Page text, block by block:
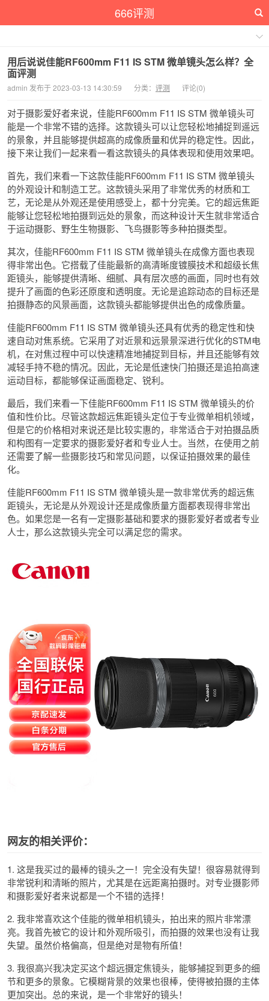
666评测
用后说说佳能RF600mm F11 IS STM 微单镜头怎么样？全
面评测
admin 发布于 2023-03-13 14:30:59 分类： 评测 评论(0)
对于摄影爱好者来说，佳能RF600mm F11 IS STM 微单镜头可
能是一个非常不错的选择。这款镜头可以让您轻松地捕捉到遥远
的景象，并且能够提供超高的成像质量和优异的稳定性。因此，
接下来让我们一起来看一看这款镜头的具体表现和使用效果吧。
首先，我们来看一下这款佳能RF600mm F11 IS STM 微单镜头
的外观设计和制造工艺。这款镜头采用了非常优秀的材质和工
艺，无论是从外观还是使用感受上，都十分完美。它的超远焦距
能够让您轻松地拍摄到远处的景象，而这种设计天生就非常适合
于运动摄影、野生生物摄影、飞鸟摄影等多种拍摄类型。
其次，佳能RF600mm F11 IS STM 微单镜头在成像方面也表现
得非常出色。它搭载了佳能最新的高清晰度镀膜技术和超级长焦
距镜头，能够提供清晰、细腻、具有层次感的画面，同时也有效
提升了画面的色彩还原度和透明度。无论是追踪动态的目标还是
拍摄静态的风景画面，这款镜头都能够提供出色的成像质量。
佳能RF600mm F11 IS STM 微单镜头还具有优秀的稳定性和快
速自动对焦系统。它采用了对近景和远景景深进行优化的STM电
机，在对焦过程中可以快速精准地捕捉到目标，并且还能够有效
减轻手持不稳的情况。因此，无论是低速快门拍摄还是追拍高速
运动目标，都能够保证画面稳定、锐利。
最后，我们来看一下佳能RF600mm F11 IS STM 微单镜头的价
值和性价比。尽管这款超远焦距镜头定位于专业微单相机领域，
但是它的价格相对来说还是比较实惠的，非常适合于对拍摄品质
和构图有一定要求的摄影爱好者和专业人士。当然，在使用之前
还需要了解一些摄影技巧和常见问题，以保证拍摄效果的最佳
化。
佳能RF600mm F11 IS STM 微单镜头是一款非常优秀的超远焦
距镜头，无论是从外观设计还是成像质量方面都表现得非常出
色。如果您是一名有一定摄影基础和要求的摄影爱好者或者专业
人士，那么这款镜头完全可以满足您的需求。
网友的相关评价：
1. 这是我买过的最棒的镜头之一！完全没有失望！很容易就得到
非常锐利和清晰的照片，尤其是在远距离拍摄时。对专业摄影师
和摄影爱好者来说都是一个不错的选择！
2. 我非常喜欢这个佳能的微单相机镜头，拍出来的照片非常漂
亮。我首先被它的设计和外观所吸引，而拍摄的效果也没有让我
失望。虽然价格偏高，但是绝对是物有所值！
3. 我很高兴我决定买这个超远摄定焦镜头，能够捕捉到更多的细
节和更多的景象。它模糊背景的效果也很棒，使得被拍摄的主体
更加突出。总的来说，是一个非常好的镜头！